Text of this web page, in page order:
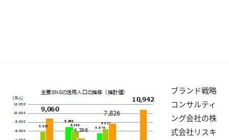
ブランド戦略
コンサルティ
ング会社の株
式会社リスキ